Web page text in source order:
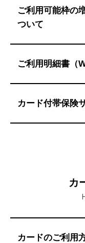
ご利用可能枠の
ついて
ご利用明細書（
カード付帯保険
カ
カードのご利用